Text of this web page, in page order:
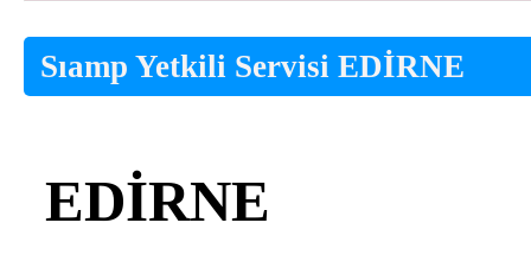
Sıamp Yetkili Servisi EDİRNE
EDİRNE